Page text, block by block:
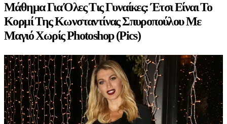
Μάθημα Για Όλες Τις Γυναίκες: Έτσι Είναι Το
Κορμί Της Κωνσταντίνας Σπυροπούλου Με
Μαγιό Χωρίς Photoshop (Pics)